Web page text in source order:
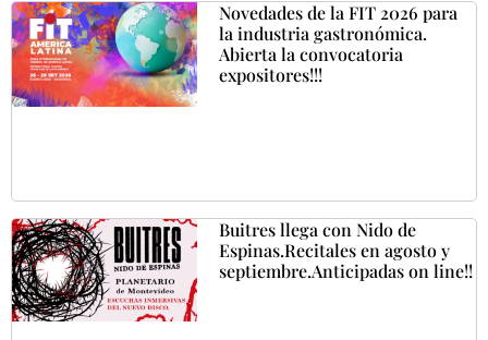
Novedades de la FIT 2026 para
la industria gastronómica.
Abierta la convocatoria
expositores!!!
Buitres llega con Nido de
Espinas.Recitales en agosto y
septiembre.Anticipadas on line!!